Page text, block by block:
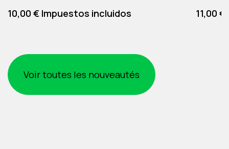
Precio
10,00 € Impuestos incluidos Precio
11,00
Voir toutes les nouveautés